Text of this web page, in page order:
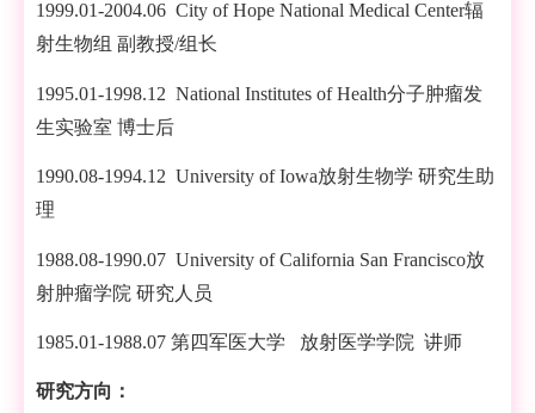
1999.01-2004.06 City of Hope National Medical Center辐
射生物组 副教授/组长
1995.01-1998.12 National Institutes of Health分子肿瘤发
生实验室 博士后
1990.08-1994.12 University of Iowa放射生物学 研究生助
理
1988.08-1990.07 University of California San Francisco放
射肿瘤学院 研究人员
1985.01-1988.07 第四军医大学 放射医学学院 讲师
研究方向：